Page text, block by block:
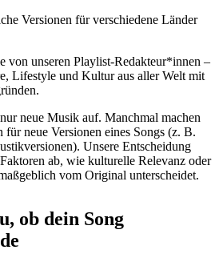
Versionen für verschiedene Länder
von unseren Playlist-Redakteur*innen –
Lifestyle und Kultur aus aller Welt mit
neue Musik auf. Manchmal machen
für neue Versionen eines Songs (z. B.
Unsere Entscheidung
ab, wie kulturelle Relevanz oder
vom Original unterscheidet.
ob dein Song